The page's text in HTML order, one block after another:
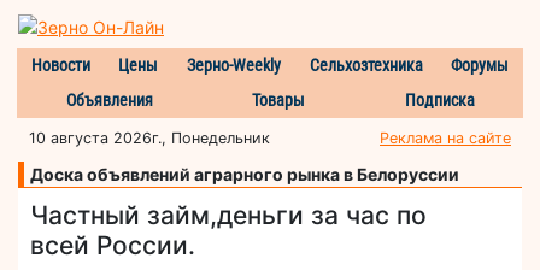
Новости Цены Зерно-Weekly Сельхозтехника
Форумы
Объявления
Товары Подписка
10 августа 2026г., Понедельник Реклама на сайте
Доска объявлений аграрного рынка в Белоруссии
Частный займ,деньги за час по
всей России.